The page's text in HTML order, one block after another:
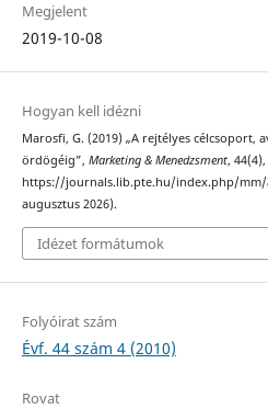
Megjelent
2019-10-08
Hogyan kell idézni
Marosfi, G. (2019) „A rejtélyes célcsoport,
ördögéig”, Marketing & Menedzsment,
https://journals.lib.pte.hu/index.php/mm/
augusztus 2026).
Idézet formátumok
Folyóirat szám
Évf. 44 szám 4 (2010)
Rovat